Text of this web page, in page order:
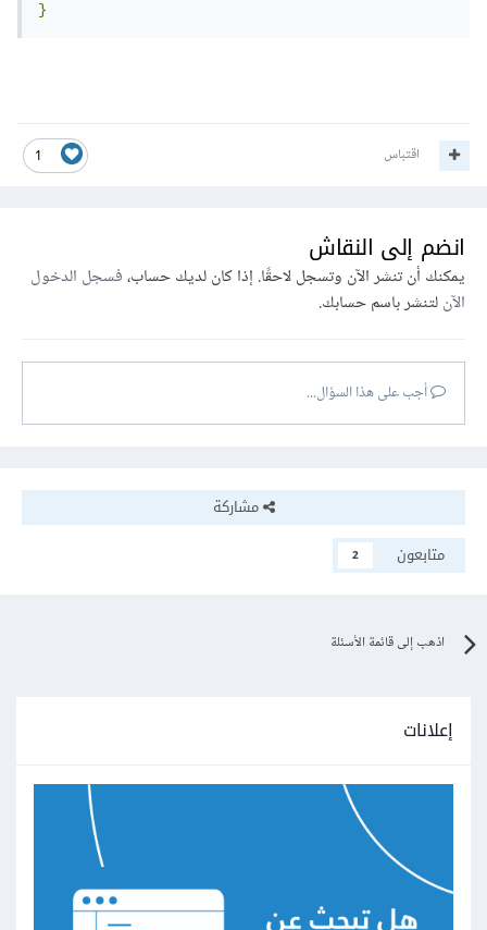
}
1 اقتباس
انضم إلى النقاش
يمكنك أن تنشر الآن وتسجل لاحقًا. إذا كان لديك حساب،فسجل الدخول
الآنلتنشر باسم حسابك.
أجب على هذا السؤال...
مشاركة
متابعون
2
اذهب إلى قائمة الأسئلة
إعلانات